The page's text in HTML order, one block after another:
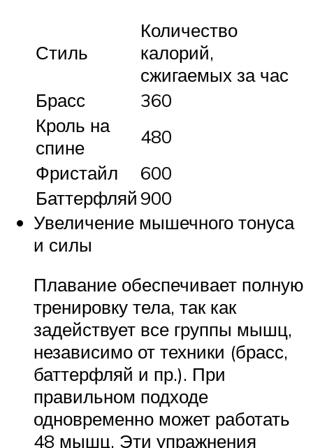
Стиль
Количество
калорий,
сжигаемых за час
Брасс
360
Кроль на
спине
480
Фристайл
600
Баттерфляй 900
Увеличение мышечного тонуса
и силы
Плавание обеспечивает полную
тренировку тела, так как
задействует все группы мышц,
независимо от техники (брасс,
баттерфляй и пр.). При
правильном подходе
одновременно может работать
48 мышц. Эти упражнения